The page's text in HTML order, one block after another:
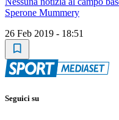
Sperone Mummery
26 Feb 2019 - 18:51
Seguici su